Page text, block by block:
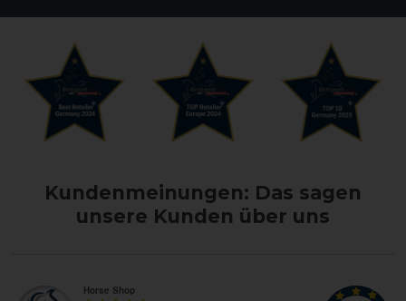
Kundenmeinungen: Das sagen
unsere Kunden über uns